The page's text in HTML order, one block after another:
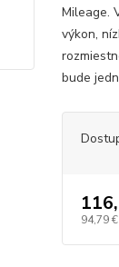
Mileage.
výkon,
bude
94,79 €